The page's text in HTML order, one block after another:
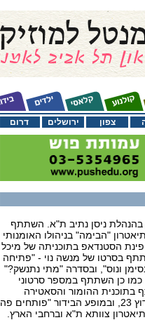
דרום ירושלים צפון
בהנהלת ניסן נתיב ת"א. השתתף
"הבימה" בניהולו האומנותי
פינת הסטנדאפ בתוכניתה של מיכל
בסרטו של מנשה נוי - "פתיחה
"בסימן ונוס", ובסדרה "מתי נתנשק?"
אשר תעלה בקרוב בערוץ 10. כמו כן השתתף במספר סרטוני
ההומור והסאטירה
"יתוש בראש", המשודרת בערוץ 23, ובמופע הבידור "פותחים פה
צוותא ת"א וברחבי הארץ.